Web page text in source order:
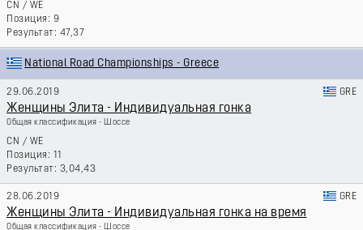
CN / WE
9
47,37
National Road Championships - Greece
29.06.2019 GRE
Женщины Элита - Индивидуальная гонка
Общая классификация - Шоссе
CN / WE
11
3,04,43
28.06.2019 GRE
Женщины Элита - Индивидуальная гонка на время
Общая классификация - Шоссе